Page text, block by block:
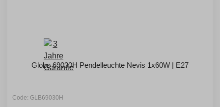
Globo 69030H Pendelleuchte Nevis 1x60W | E27
Code: GLB69030H